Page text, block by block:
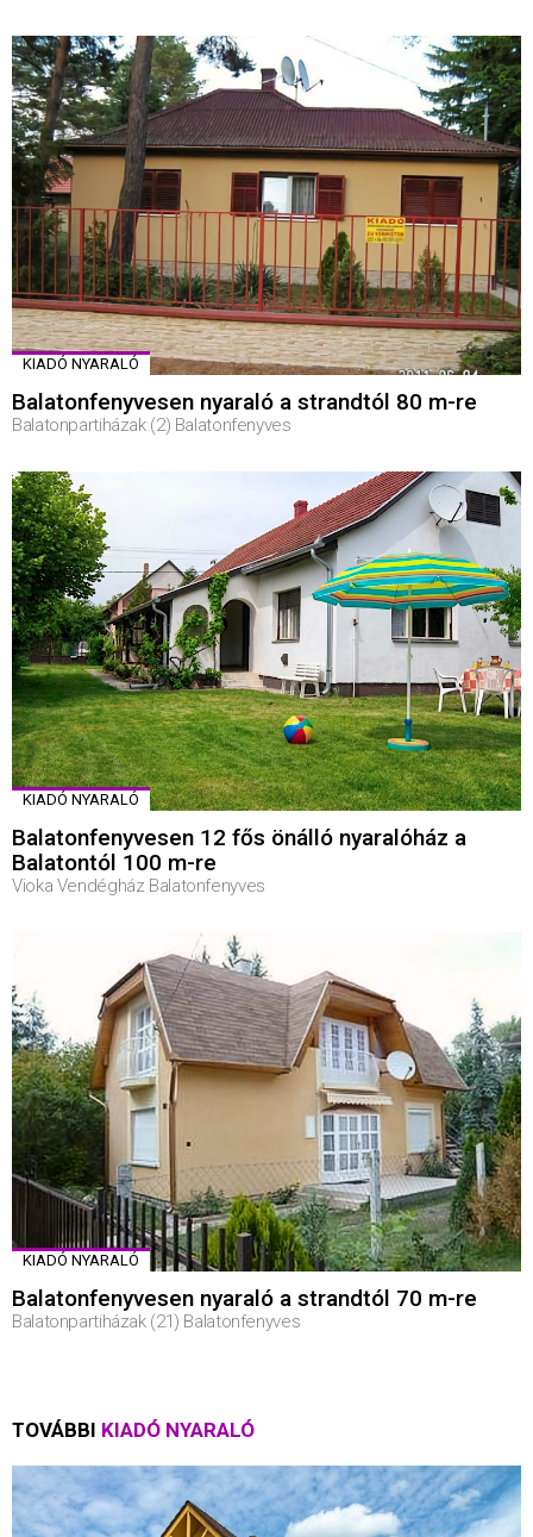
KIADÓ NYARALÓ
Balatonfenyvesen nyaraló a strandtól 80 m-re
Balatonpartiházak (2) Balatonfenyves
KIADÓ NYARALÓ
Balatonfenyvesen 12 fős önálló nyaralóház a
Balatontól 100 m-re
Vioka Vendégház Balatonfenyves
KIADÓ NYARALÓ
Balatonfenyvesen nyaraló a strandtól 70 m-re
Balatonpartiházak (21) Balatonfenyves
TOVÁBBI KIADÓ NYARALÓ